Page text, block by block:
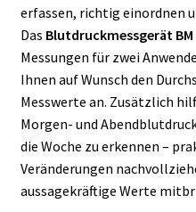
erfassen, richtig einordnen
Das Blutdruckmessgerät
Messungen für zwei
Ihnen auf Wunsch den
Messwerte an. Zusätzlich
Morgen- und
die Woche zu erkennen –
Veränderungen
aussagekräftige Werte